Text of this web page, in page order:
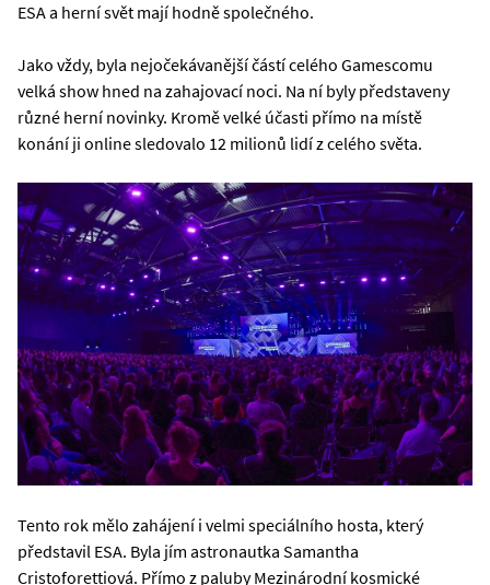
ESA a herní svět mají hodně společného.
Jako vždy, byla nejočekávanější částí celého Gamescomu
velká show hned na zahajovací noci. Na ní byly představeny
různé herní novinky. Kromě velké účasti přímo na místě
konání ji online sledovalo 12 milionů lidí z celého světa.
Tento rok mělo zahájení i velmi speciálního hosta, který
představil ESA. Byla jím astronautka Samantha
Cristoforettiová. Přímo z paluby Mezinárodní kosmické